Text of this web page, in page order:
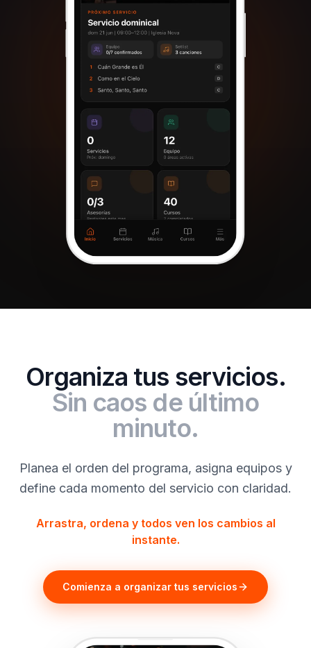
Organiza tus servicios.
Sin caos de último
minuto.
Planea el orden del programa, asigna equipos y
define cada momento del servicio con claridad.
Arrastra, ordena y todos ven los cambios al
instante.
Comienza a organizar tus servicios